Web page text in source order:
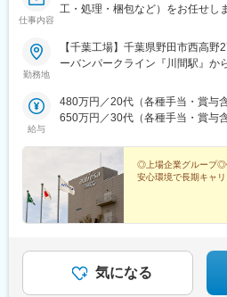
仕事内容
工・処理・梱包など）をお任せし
勤務地
【千葉工場】千葉県野田市西高
ーバンパークライン『川間駅』か
給与
480万円／20代（各種手当・賞与含
650万円／30代（各種手当・賞与含
◎上場企業グループ◎
安心環境で長期キャ
気になる